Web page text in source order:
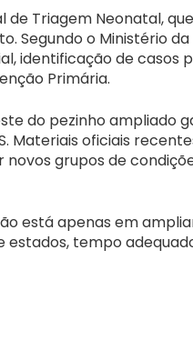
Triagem Neonatal,
Segundo o Ministério
identificação de casos
Primária.
do pezinho
Materiais oficiais
grupos de
está apenas em
estados, tempo